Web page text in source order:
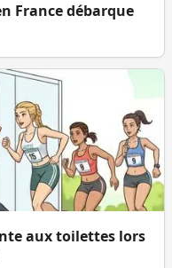
France débarque
aux toilettes lors